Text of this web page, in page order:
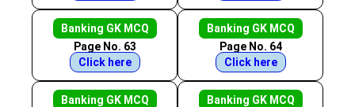
Banking GK MCQ
Page No. 63
Click here
Banking GK MCQ
Page No. 64
Click here
Banking GK MCQ
Banking GK MCQ